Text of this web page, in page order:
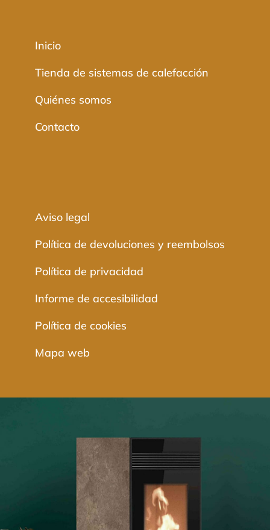
Inicio
Tienda de sistemas de calefacción
Quiénes somos
Contacto
Aviso legal
Política de devoluciones y reembolsos
Política de privacidad
Informe de accesibilidad
Política de cookies
Mapa web